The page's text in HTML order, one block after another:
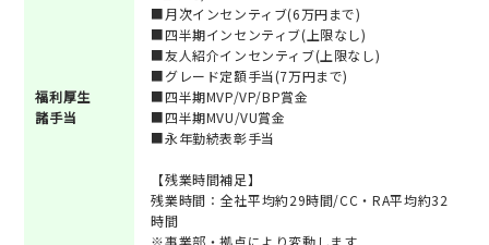
福利厚生
諸手当
■月次インセンティブ(6万円まで)
■四半期インセンティブ(上限なし)
■友人紹介インセンティブ(上限なし)
■グレード定額手当(7万円まで)
■四半期MVP/VP/BP賞金
■四半期MVU/VU賞金
■永年勤続表彰手当
【残業時間補足】
残業時間：全社平均約29時間/CC・RA平均約32
時間
※事業部・拠点により変動します